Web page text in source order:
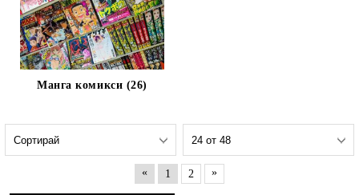
Манга комикси (26)
« 1 2 »